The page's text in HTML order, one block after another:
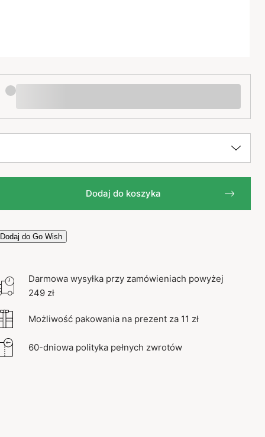
Dodaj do koszyka
Dodaj do Go Wish
Darmowa wysyłka przy zamówieniach powyżej
249 zł
Możliwość pakowania na prezent za 11 zł
60-dniowa polityka pełnych zwrotów